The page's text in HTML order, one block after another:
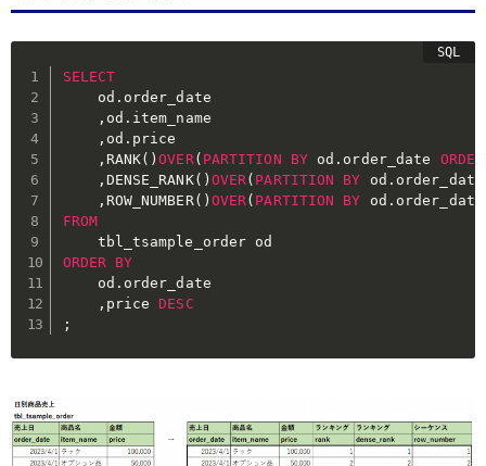
SELECT
	od
. order_date
, od . item_name
, od . price
, RANK( )OVER ( PARTITION BY od . order_date ORDER
, DENSE_RANK( ) OVER ( PARTITION BY od .
, ROW_NUMBER ( ) OVER ( PARTITION BY od .
FROM
ORDER
BY
	od
. order_date
, price DESC
;